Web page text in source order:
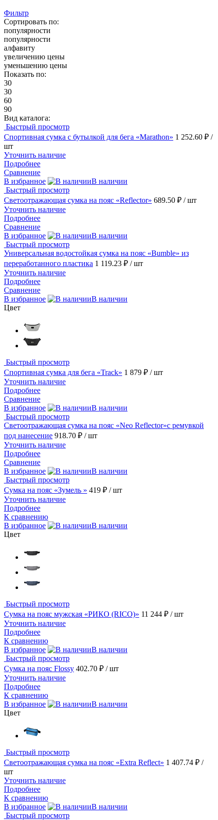
Фильтр
Сортировать по:
популярности
популярности
алфавиту
увеличению цены
уменьшению цены
Показать по:
30
30
60
90
Вид каталога:
Быстрый просмотр
Спортивная сумка с бутылкой для бега «Marathon» 1 252.60 ₽ /
шт
Уточнить наличие
Подробнее
Сравнение
В избранное
В наличии
Быстрый просмотр
Светоотражающая сумка на пояс «Reflector» 689.50 ₽ / шт
Уточнить наличие
Подробнее
Сравнение
В избранное
В наличии
Быстрый просмотр
Универсальная водостойкая сумка на пояс «Bumble» из
переработанного пластика 1 119.23 ₽ / шт
Уточнить наличие
Подробнее
Сравнение
В избранное
В наличии
Цвет
Быстрый просмотр
Спортивная сумка для бега «Track» 1 879 ₽ / шт
Уточнить наличие
Подробнее
Сравнение
В избранное
В наличии
Быстрый просмотр
Светоотражающая сумка на пояс «Neo Reflector»с ремувкой
под нанесение 918.70 ₽ / шт
Уточнить наличие
Подробнее
Сравнение
В избранное
В наличии
Быстрый просмотр
Сумка на пояс «Зумель » 419 ₽ / шт
Уточнить наличие
Подробнее
К сравнению
В избранное
В наличии
Цвет
Быстрый просмотр
Сумка на пояс мужская «РИКО (RICO)» 11 244 ₽ / шт
Уточнить наличие
Подробнее
К сравнению
В избранное
В наличии
Быстрый просмотр
Cумка на пояс Flossy 402.70 ₽ / шт
Уточнить наличие
Подробнее
К сравнению
В избранное
В наличии
Цвет
Быстрый просмотр
Светоотражающая сумка на пояс «Extra Reflect» 1 407.74 ₽ /
шт
Уточнить наличие
Подробнее
К сравнению
В избранное
В наличии
Быстрый просмотр